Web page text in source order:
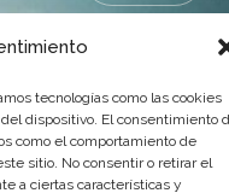
tecnologías como las cookies
dispositivo. El consentimiento
como el comportamiento de
sitio. No consentir o retirar el
a ciertas características y
derechos reservados.